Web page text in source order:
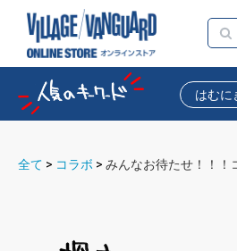
はむに
全て > コラボ > みんなお待たせ！！！